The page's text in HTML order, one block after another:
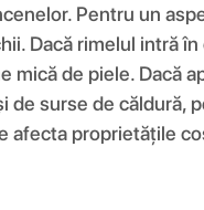
Pentru un
Dacă rimelul intră
de piele. Dacă
de surse de
proprietățile